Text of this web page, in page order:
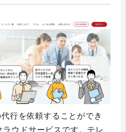
行を依頼することができ
ウドサービスです。テレ